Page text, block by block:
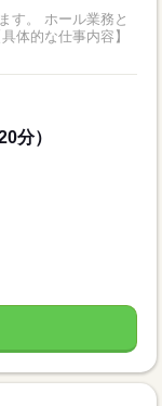
す。 ホール業務と
分）